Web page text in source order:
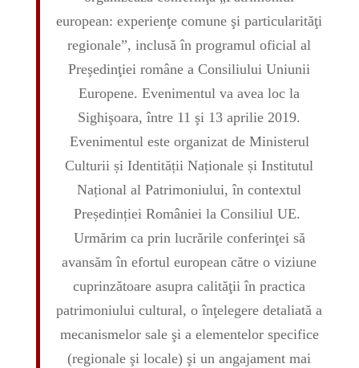
european: experienţe comune şi particularităţi
regionale”, inclusă în programul oficial al
Preşedinţiei române a Consiliului Uniunii
Europene. Evenimentul va avea loc la
Sighişoara, între 11 şi 13 aprilie 2019.
Evenimentul este organizat de Ministerul
Culturii și Identității Naționale și Institutul
Național al Patrimoniului, în contextul
Președinției României la Consiliul UE.
Urmărim ca prin lucrările conferinţei să
avansăm în efortul european către o viziune
cuprinzătoare asupra calităţii în practica
patrimoniului cultural, o înţelegere detaliată a
mecanismelor sale şi a elementelor specifice
(regionale şi locale) şi un angajament mai